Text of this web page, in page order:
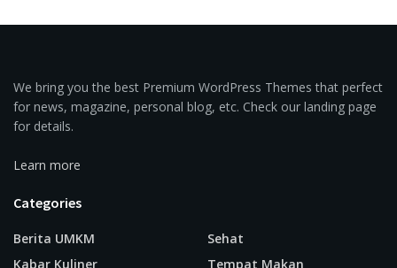
We bring you the best Premium WordPress Themes that perfect
for news, magazine, personal blog, etc. Check our landing page
for details.
Learn more
Categories
Berita UMKM
Kabar Kuliner
Sehat
Tempat Makan